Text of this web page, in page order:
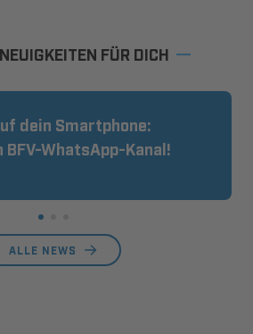
FÜR DICH
dein Smartphone:
BFV-WhatsApp-Kanal!
ALLE NEWS